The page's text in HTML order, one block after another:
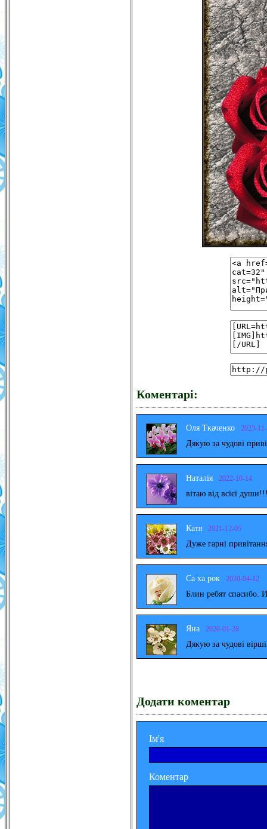
Коментарі:
Оля Ткаченко 2023-
Дякую за чудові
Наталія 2022-10-14
вітаю від всієї
Катя 2021-12-05
Дуже гарні
Са ха рок 2020-04-12
Блин ребят спасибо.
Яна 2020-01-28
Дякую за чудові
Додати коментар
Ім'я
Коментар